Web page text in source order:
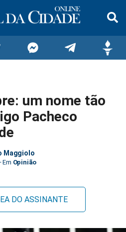
no
no
no
um nome tão
Pacheco
Maggiolo
Opinião
DO ASSINANTE